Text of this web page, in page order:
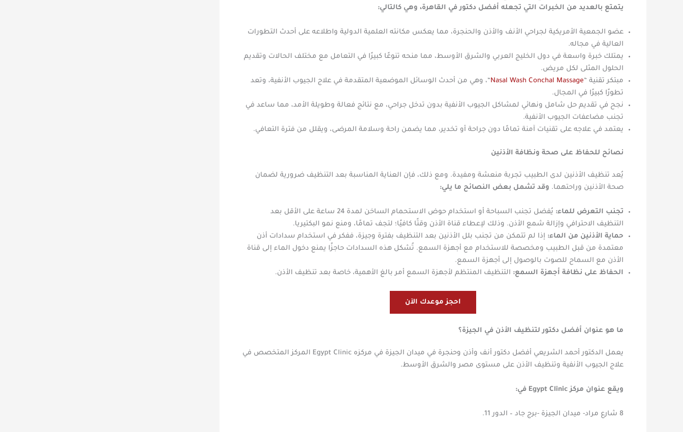
يتمتع بالعديد من الخبرات التي تجعله أفضل دكتور في القاهرة، وهي كالتالي:
عضو الجمعية الأمريكية لجراحي الأنف والأذن والحنجرة، مما يعكس مكانته العلمية الدولية واطلاعه على أحدث التطورات
العالية في مجاله.
يمتلك خبرة واسعة في دول الخليج العربي والشرق الأوسط، مما منحه تنوعًا كبيرًا في التعامل مع مختلف الحالات وتقديم
الحلول المثلى لكل مريض.
مبتكر تقنية “Nasal Wash Conchal Massage“، وهي من أحدث الوسائل الموضعية المتقدمة في علاج الجيوب الأنفية، وتعد
تطورًا كبيرًا في المجال.
نجح في تقديم حل شامل ونهائي لمشاكل الجيوب الأنفية بدون تدخل جراحي، مع نتائج فعالة وطويلة الأمد، مما ساعد في
تجنب مضاعفات الجيوب الأنفية.
يعتمد في علاجه على تقنيات آمنة تمامًا دون جراحة أو تخدير، مما يضمن راحة وسلامة المرضى، ويقلل من فترة التعافي.
نصائح للحفاظ على صحة ونظافة الأذنين
يُعد تنظيف الأذنين لدى الطبيب تجربة منعشة ومفيدة. ومع ذلك، فإن العناية المناسبة بعد التنظيف ضرورية لضمان
صحة الأذنين وراحتهما. وقد تشمل بعض النصائح ما يلي:
تجنب التعرض للماء:
يُفضل تجنب السباحة أو استخدام حوض الاستحمام الساخن لمدة 24 ساعة على الأقل بعد
التنظيف الاحترافي وإزالة شمع الأذن. وذلك لإعطاء قناة الأذن وقتًا كافيًا؛ لتجف تمامًا، ومنع نمو البكتيريا.
حماية الأذنين من الماء: إذا لم تتمكن من تجنب بلل الأذنين بعد التنظيف بفترة وجيزة، ففكر في استخدام سدادات أذن
معتمدة من قبل الطبيب ومخصصة للاستخدام مع أجهزة السمع. تُشكل هذه السدادات حاجزًا يمنع دخول الماء إلى قناة
الأذن مع السماح للصوت بالوصول إلى أجهزة السمع.
الحفاظ على نظافة أجهزة السمع: التنظيف المنتظم لأجهزة السمع أمر بالغ الأهمية، خاصة بعد تنظيف الأذن.
احجز موعدك الآن
ما هو عنوان أفضل دكتور لتنظيف الأذن في الجيزة؟
يعمل الدكتور أحمد الشريعي أفضل دكتور أنف وأذن وحنجرة في ميدان الجيزة في مركزه Egypt Clinic المركز المتخصص في
علاج الجيوب الأنفية وتنظيف الأذن على مستوى مصر والشرق الأوسط.
ويقع عنوان مركز Egypt Clinic في:
8 شارع مراد- ميدان الجيزة -برج جاد – الدور 11.